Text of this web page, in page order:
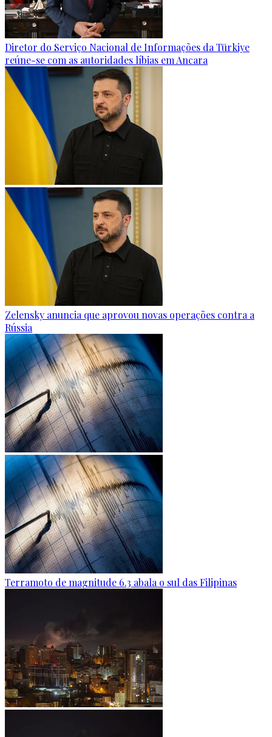
Diretor do Serviço Nacional de Informações da Türkiye
reúne-se com as autoridades líbias em Ancara
Zelensky anuncia que aprovou novas operações contra a
Rússia
Terramoto de magnitude 6.3 abala o sul das Filipinas